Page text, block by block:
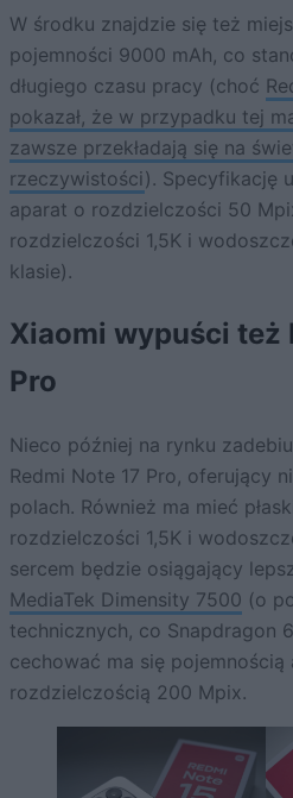
W środku znajdzie się też
pojemności 9000 mAh, co
długiego czasu pracy (choć
pokazał, że w przypadku tej
zawsze przekładają się na
rzeczywistości). Specyfikację
aparat o rozdzielczości 50
rozdzielczości 1,5K i
klasie).
Xiaomi wypuści też
Pro
Nieco później na rynku
Redmi Note 17 Pro, oferujący
polach. Również ma mieć
rozdzielczości 1,5K i
sercem będzie osiągający
MediaTek Dimensity 7500 (o
technicznych, co Snapdragon
cechować ma się
rozdzielczością 200 Mpix.